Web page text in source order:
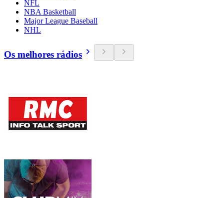
NFL
NBA Basketball
Major League Baseball
NHL
Os melhores rádios